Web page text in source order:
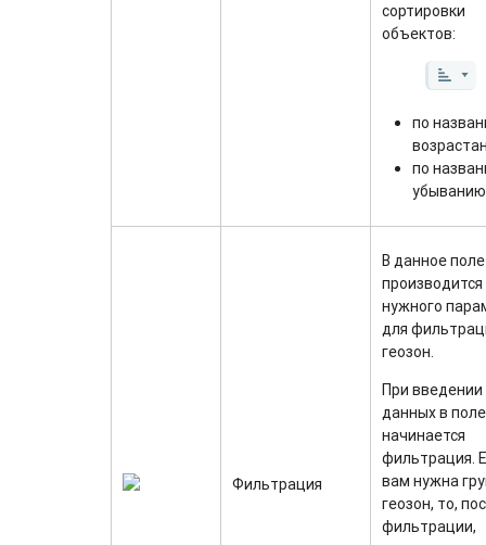
сортировки
объектов:
по
по
Фильтрация
В данное поле
нужного
для
геозон.
При введении
данных в
начинается
фильтрация.
вам нужна
геозон, то,
фильтрации,